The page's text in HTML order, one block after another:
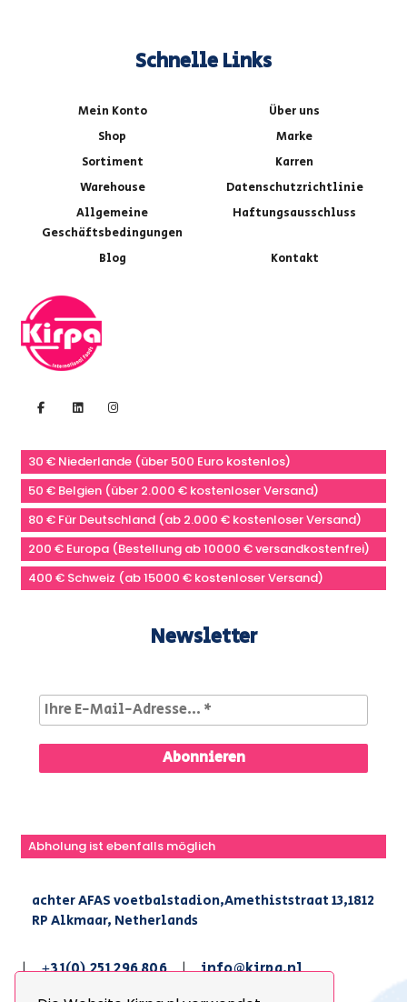
Schnelle Links
Mein Konto
Über uns
Shop
Marke
Sortiment
Karren
Warehouse
Datenschutzrichtlinie
Allgemeine
Geschäftsbedingungen
Haftungsausschluss
Blog Kontakt
30 € Niederlande (über 500 Euro kostenlos)
50 € Belgien (über 2.000 € kostenloser Versand)
80 € Für Deutschland (ab 2.000 € kostenloser Versand)
200 € Europa (Bestellung ab 10000 € versandkostenfrei)
400 € Schweiz (ab 15000 € kostenloser Versand)
Newsletter
Abholung ist ebenfalls möglich
achter AFAS voetbalstadion,Amethiststraat 13,1812
RP Alkmaar, Netherlands
| +31(0) 251 296 806 | info@kirpa.nl